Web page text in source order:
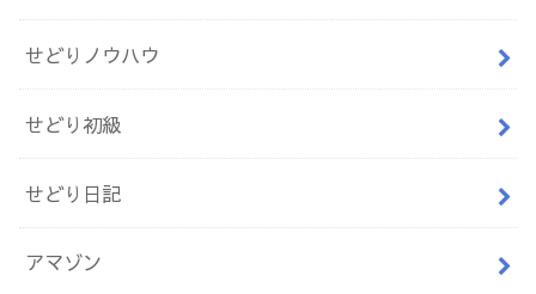
せどりノウハウ
せどり初級
せどり日記
アマゾン